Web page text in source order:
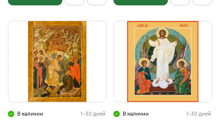
В наличии 1-30 дней В наличии 1-30 дней